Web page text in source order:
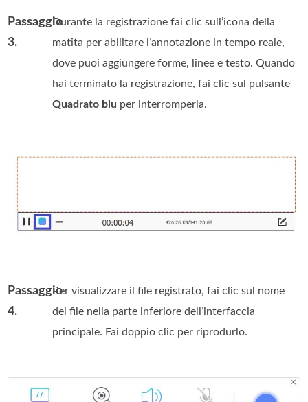
Passaggio
3.
Durante la registrazione fai clic sull’icona della
matita per abilitare l’annotazione in tempo reale,
dove puoi aggiungere forme, linee e testo. Quando
hai terminato la registrazione, fai clic sul pulsante
Quadrato blu per interromperla.
Passaggio
4.
Per visualizzare il file registrato, fai clic sul nome
del file nella parte inferiore dell’interfaccia
principale. Fai doppio clic per riprodurlo.